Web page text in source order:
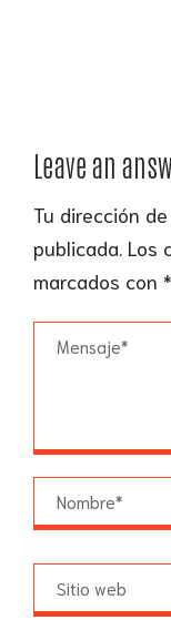
Leave an
Tu dirección
publicada. Los
marcados con *